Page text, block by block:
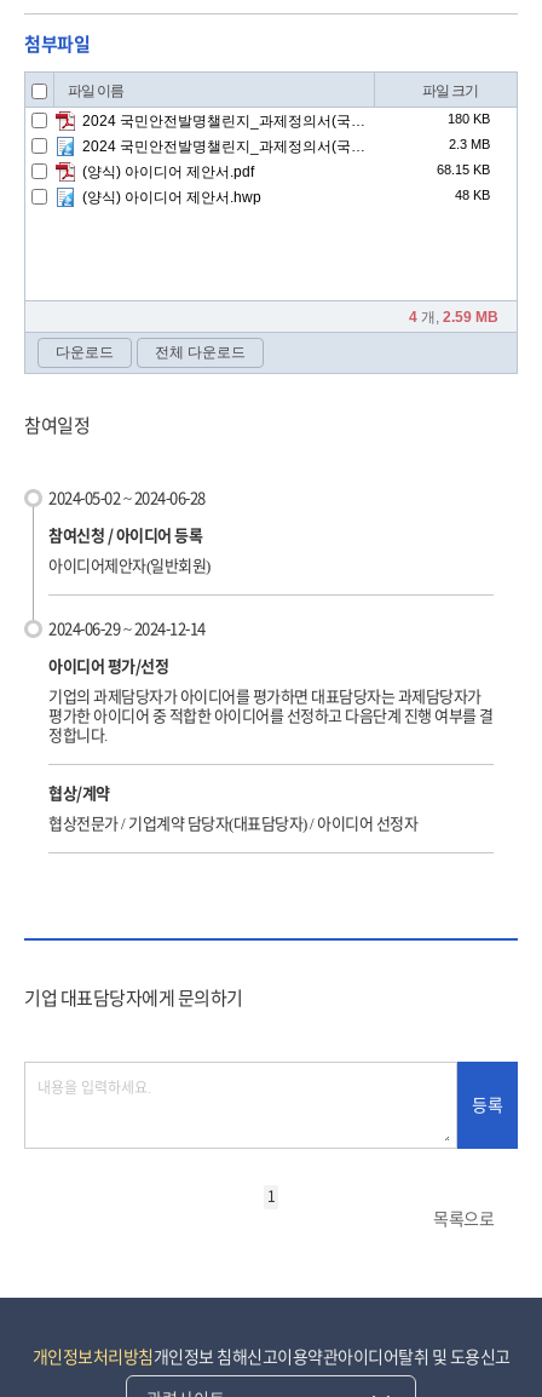
첨부파일
참여일정
2024-05-02 ~ 2024-06-28
참여신청 / 아이디어 등록
아이디어제안자(일반회원)
2024-06-29 ~ 2024-12-14
아이디어 평가/선정
기업의 과제담당자가 아이디어를 평가하면 대표담당자는 과제담당자가
평가한 아이디어 중 적합한 아이디어를 선정하고 다음단계 진행 여부를 결
정합니다.
협상/계약
협상전문가 / 기업계약 담당자(대표담당자) / 아이디어 선정자
기업 대표담당자에게 문의하기
등록
1
목록으로
개인정보처리방침 개인정보 침해신고이용약관아이디어탈취 및 도용신고